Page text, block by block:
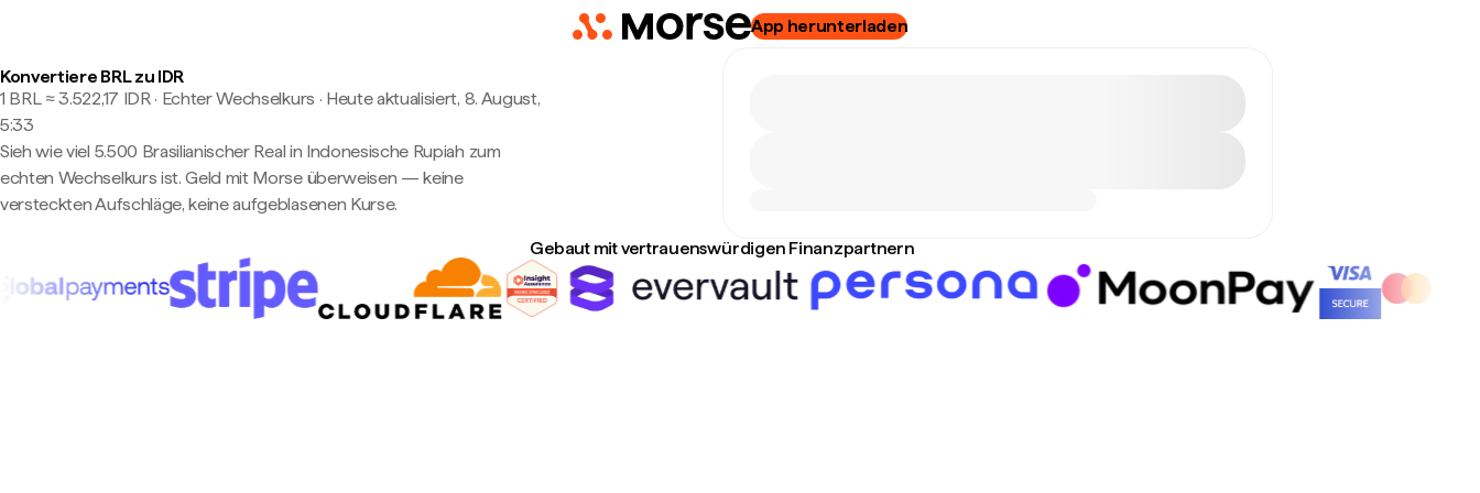
App herunterladen
Konvertiere BRL zu IDR
1 BRL ≈ 3.522,17 IDR · Echter Wechselkurs · Heute aktualisiert, 8. August,
5:33
Sieh wie viel 5.500 Brasilianischer Real in Indonesische Rupiah zum
echten Wechselkurs ist. Geld mit Morse überweisen — keine
versteckten Aufschläge, keine aufgeblasenen Kurse.
Gebaut mit vertrauenswürdigen Finanzpartnern